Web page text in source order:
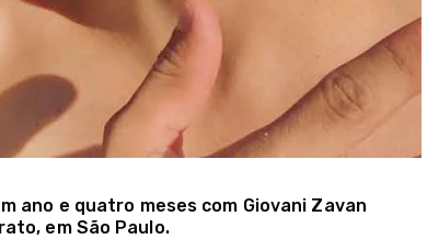
ano e quatro meses com Giovani Zavan
em São Paulo.